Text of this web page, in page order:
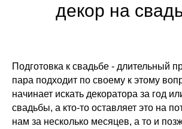
декор на
Подготовка к свадьбе - длительный
пара подходит по своему к этому
начинает искать декоратора за год
свадьбы, а кто-то оставляет это на
нам за несколько месяцев, а то и